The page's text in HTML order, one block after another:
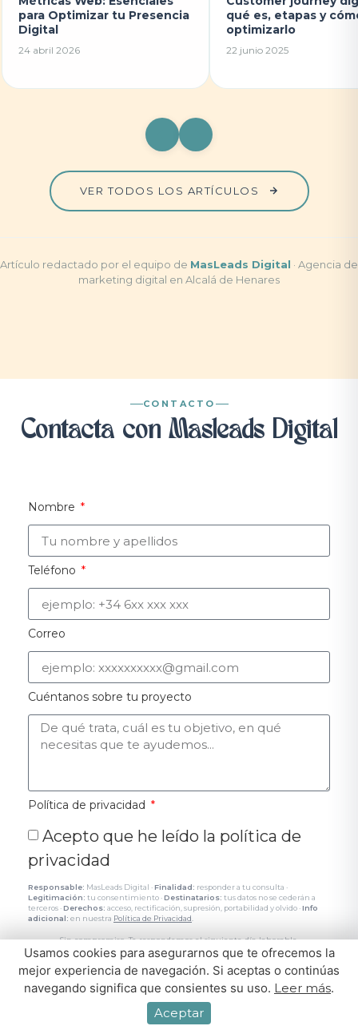
para Optimizar tu Presencia
Digital
24 abril 2026
qué es, etapas y
optimizarlo
22 junio 2025
VER TODOS LOS ARTÍCULOS
Artículo redactado por el equipo de MasLeads Digital · Agencia de
marketing digital en Alcalá de Henares
CONTACTO
Contacta con Masleads Digital
Nombre
Teléfono
Correo
Cuéntanos sobre tu proyecto
Política de privacidad
Acepto que he leído la política de
privacidad
Responsable: MasLeads Digital ·Finalidad: responder a tu consulta ·
Legitimación: tu consentimiento ·Destinatarios: tus datos no se cederán a
terceros ·Derechos: acceso, rectificación, supresión, portabilidad y olvido ·Info
adicional: en nuestra Política de Privacidad
Sin compromiso. Te respondemos el siguiente día laborable.
Enviar
Usamos cookies para asegurarnos que te ofrecemos la
mejor experiencia de navegación. Si aceptas o continúas
navegando significa que consientes su uso. Leer más.
Aceptar